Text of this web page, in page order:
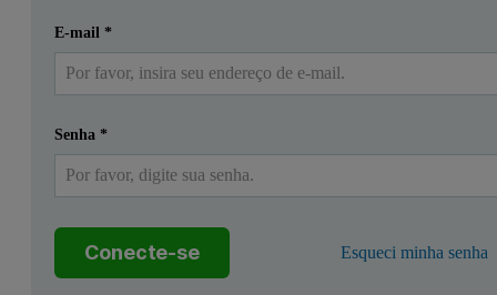
Nossas análises bioquímicas, estruturais e genéticas revelam
Enviar
E-mail *
Senha *
Conecte-se Esqueci minha senha